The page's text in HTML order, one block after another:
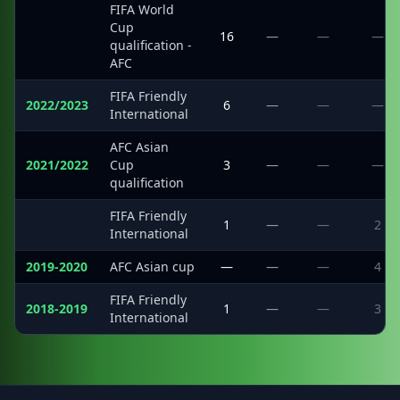
FIFA World
Cup
qualification -
AFC
16 — — —
2022/2023
FIFA Friendly
International
6 — — —
2021/2022
AFC Asian
Cup
qualification
3 — — —
FIFA Friendly
International
1 — — 2
2019-2020 AFC Asian cup — — — 4
2018-2019
FIFA Friendly
International
1 — — 3